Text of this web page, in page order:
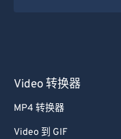
Video 转换器
MP4 转换器
Video 到 GIF